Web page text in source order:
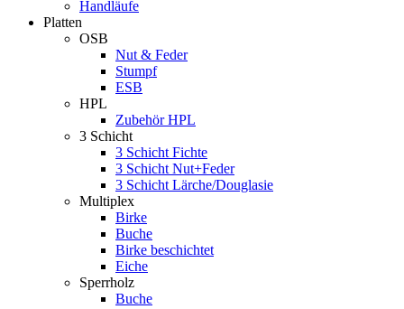
Handläufe
Platten
OSB
Nut & Feder
Stumpf
ESB
HPL
Zubehör HPL
3 Schicht
3 Schicht Fichte
3 Schicht Nut+Feder
3 Schicht Lärche/Douglasie
Multiplex
Birke
Buche
Birke beschichtet
Eiche
Sperrholz
Buche